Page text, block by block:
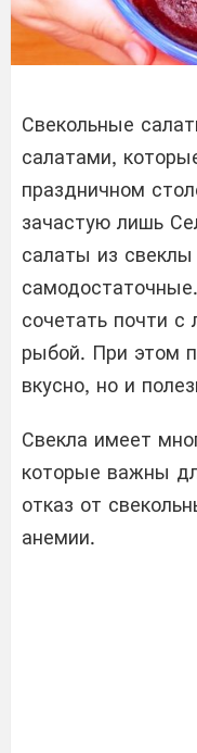
Свекольные
салатами,
праздничном
зачастую лишь
салаты из свеклы
сочетать почти
рыбой. При этом
вкусно, но и
Свекла имеет
которые важны
отказ от
анемии.